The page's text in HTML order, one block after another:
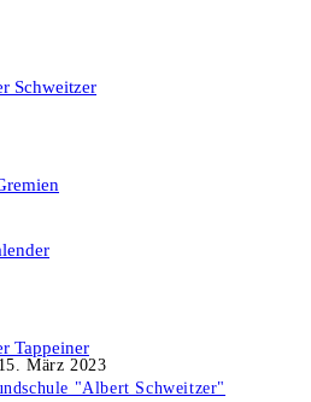
Schweitzer
Tappeiner
15. März 2023
"Albert Schweitzer"